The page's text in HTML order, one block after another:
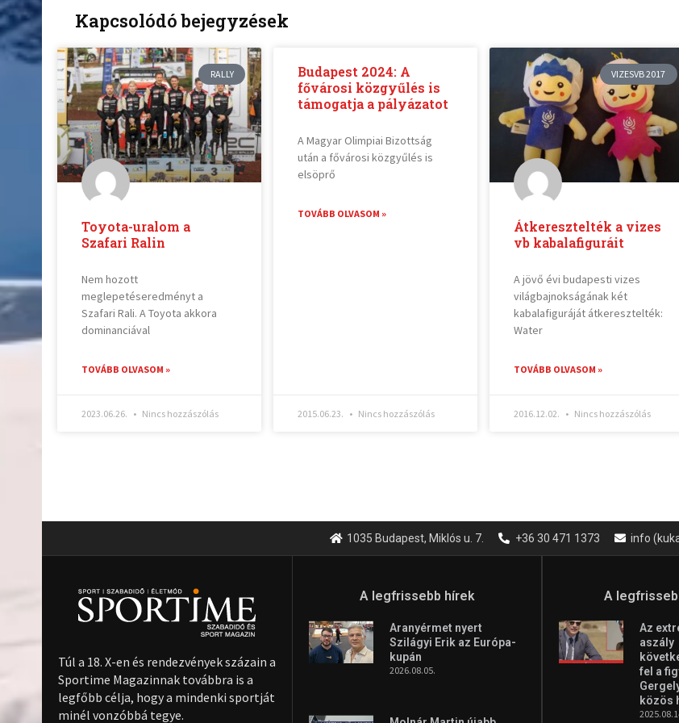
Kapcsolódó bejegyzések
RALLY
Toyota-uralom a
Szafari Ralin
Nem hozott
meglepetéseredményt a
Szafari Rali. A Toyota akkora
dominanciával
TOVÁBB OLVASOM »
2023.06.26. Nincs hozzászólás
Budapest 2024: A
fővárosi közgyűlés is
támogatja a pályázatot
A Magyar Olimpiai Bizottság
után a fővárosi közgyűlés is
elsöprő
TOVÁBB OLVASOM »
2015.06.23. Nincs hozzászólás
VIZESVB 2017
Átkeresztelték a vizes
vb kabalafiguráit
A jövő évi budapesti vizes
világbajnokságának két
kabalafiguráját átkeresztelték:
Water
TOVÁBB OLVASOM »
2016.12.02. Nincs hozzászólás
1035 Budapest, Miklós u. 7. +36 30 471 1373 info
Túl a 18. X-en és rendezvények százain a
Sportime Magazinnak továbbra is a
legfőbb célja, hogy a mindenki sportját
minél vonzóbbá tegye.
A legfrissebb hírek
Aranyérmet nyert
Szilágyi Erik az Európa-
kupán
2026.08.05.
A
Az
aszály
fel a
közös